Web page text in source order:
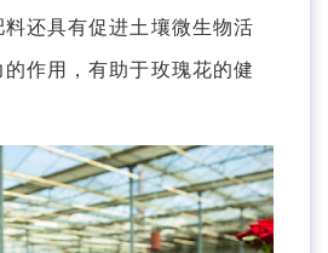
还具有促进土壤微生物活
作用，有助于玫瑰花的健